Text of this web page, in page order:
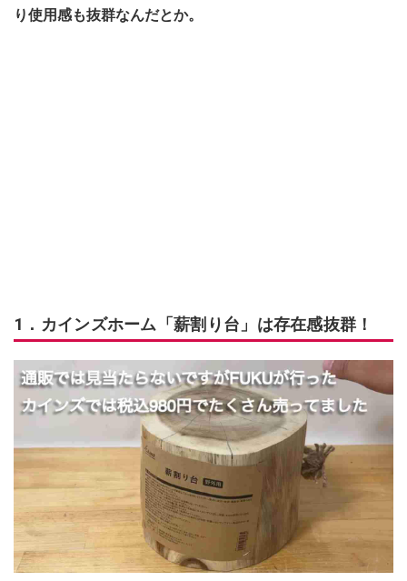
り使用感も抜群なんだとか。
1．カインズホーム「薪割り台」は存在感抜群！